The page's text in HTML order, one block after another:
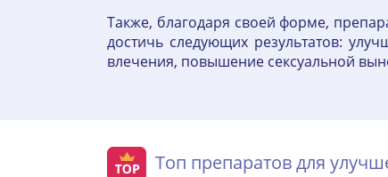
Также, благодаря своей форме,
достичь следующих результатов:
влечения, повышение сексуальной
Топ препаратов для